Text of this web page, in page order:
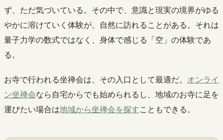
ず、ただ気づいている。その中で、意識と現実の境界がゆる
やかに溶けていく体験が、自然に訪れることがある。それは
量子力学の数式ではなく、身体で感じる「空」の体験であ
る。
お寺で行われる坐禅会は、その入口として最適だ。 オンライ
ン坐禅会なら自宅からでも始められるし、地域のお寺に足を
運びたい場合は地域から坐禅会を探すこともできる。